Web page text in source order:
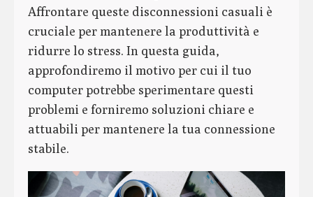
Affrontare queste disconnessioni casuali è
cruciale per mantenere la produttività e
ridurre lo stress. In questa guida,
approfondiremo il motivo per cui il tuo
computer potrebbe sperimentare questi
problemi e forniremo soluzioni chiare e
attuabili per mantenere la tua connessione
stabile.